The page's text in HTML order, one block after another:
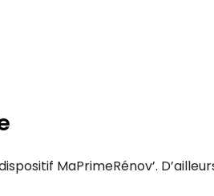
MaPrimeRénov’.